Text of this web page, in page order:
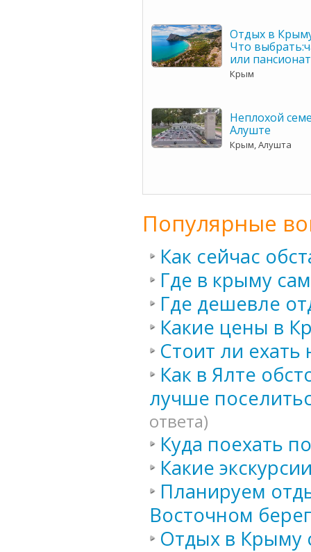
Отдых в
Что
или
Крым
Неплохой
Алуште
Крым, Алушта
Популярные
Как сейчас
Где в крыму
Где дешевле
Какие цены в
Стоит ли
Как в Ялте
лучше
ответа)
Куда поехать
Какие
Планируем
Восточном
Отдых в Крыму